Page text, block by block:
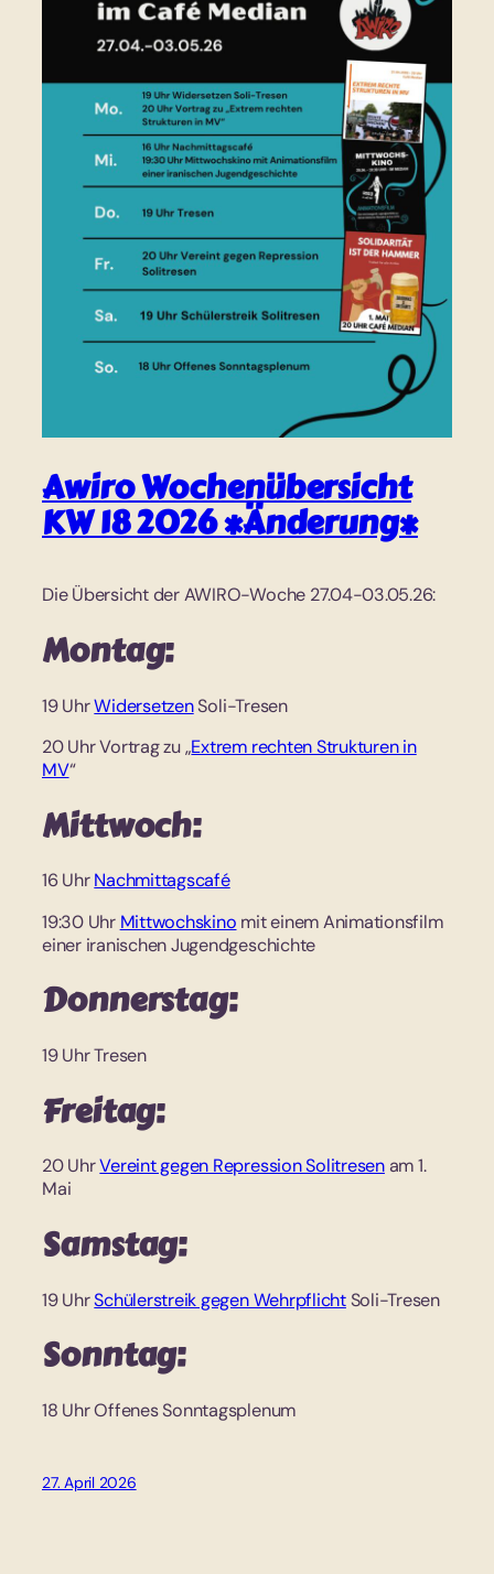
Awiro Wochenübersicht
KW 18 2026 *Änderung*
Die Übersicht der AWIRO-Woche 27.04-03.05.26:
Montag:
19 UhrWidersetzenSoli-Tresen
20 Uhr Vortrag zu „Extrem rechten Strukturen in
MV“
Mittwoch:
16 UhrNachmittagscafé
19:30 Uhr Mittwochskino mit einem Animationsfilm
einer iranischen Jugendgeschichte
Donnerstag:
19 Uhr Tresen
Freitag:
20 UhrVereint gegen Repression Solitresenam 1.
Mai
Samstag:
19 UhrSchülerstreik gegen WehrpflichtSoli-Tresen
Sonntag:
18 Uhr Offenes Sonntagsplenum
27. April 2026